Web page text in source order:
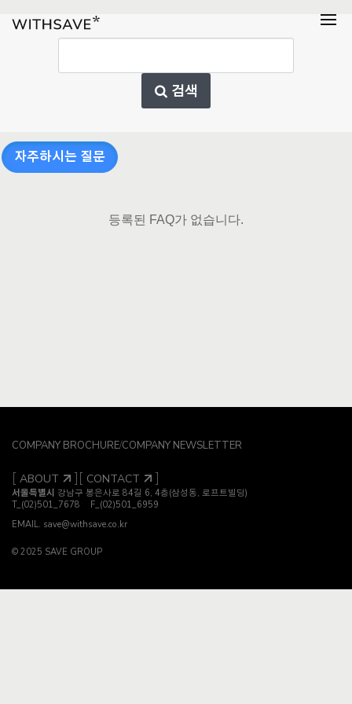
검색
자주하시는 질문
등록된 FAQ가 없습니다.
서울특별시 강남구 봉은사로 84길 6, 4층(삼성동, 로프트빌딩)
T_(02)501_7678
F_(02)501_6959
EMAIL. save@withsave.co.kr
© 2025 SAVE GROUP
COMPANY BROCHURE/COMPANY NEWSLETTER
[ ABOUT ][ CONTACT ]